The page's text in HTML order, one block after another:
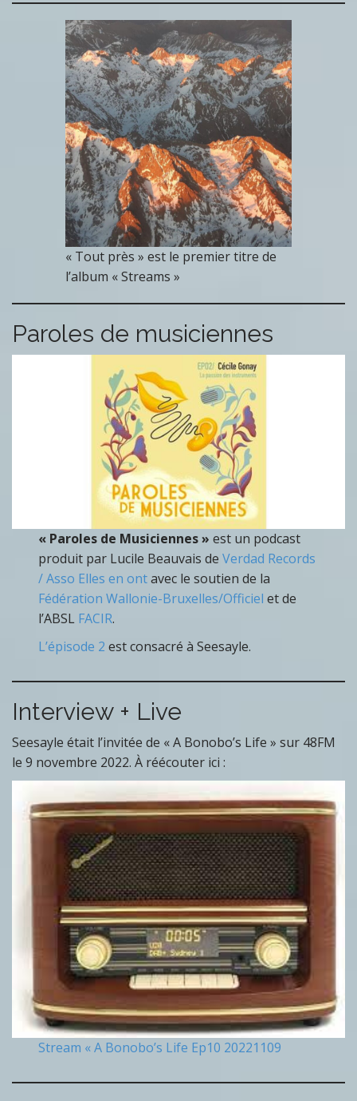
« Tout près » est le premier titre de
l’album « Streams »
Paroles de musiciennes
« Paroles de Musiciennes » est un podcast
produit par Lucile Beauvais deVerdad Records
/ Asso Elles en ontavec le soutien de la
Fédération Wallonie-Bruxelles/Officiel et de
l’ABSL FACIR.
L’épisode 2 est consacré à Seesayle.
Interview + Live
Seesayle était l’invitée de « A Bonobo’s Life » sur 48FM
le 9 novembre 2022. À réécouter ici :
Stream « A Bonobo’s Life Ep10 20221109